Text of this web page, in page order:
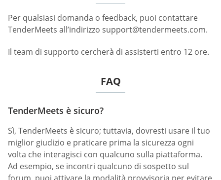
Per qualsiasi domanda o feedback, puoi contattare
TenderMeets all’indirizzo support@tendermeets.com.
Il team di supporto cercherà di assisterti entro 12 ore.
FAQ
TenderMeets è sicuro?
Sì, TenderMeets è sicuro; tuttavia, dovresti usare il tuo
miglior giudizio e praticare prima la sicurezza ogni
volta che interagisci con qualcuno sulla piattaforma.
Ad esempio, se incontri qualcuno di sospetto sul